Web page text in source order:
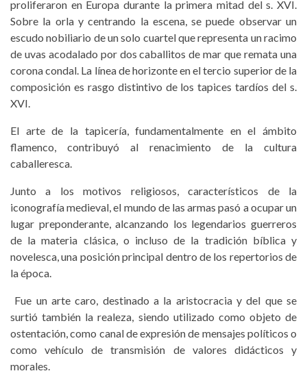
proliferaron en Europa durante la primera mitad del s. XVI.
Sobre la orla y centrando la escena, se puede observar un
escudo nobiliario de un solo cuartel que representa un racimo
de uvas acodalado por dos caballitos de mar que remata una
corona condal. La línea de horizonte en el tercio superior de la
composición es rasgo distintivo de los tapices tardíos del s.
XVI.
El arte de la tapicería, fundamentalmente en el ámbito
flamenco, contribuyó al renacimiento de la cultura
caballeresca.
Junto a los motivos religiosos, característicos de la
iconografía medieval, el mundo de las armas pasó a ocupar un
lugar preponderante, alcanzando los legendarios guerreros
de la materia clásica, o incluso de la tradición bíblica y
novelesca, una posición principal dentro de los repertorios de
la época.
Fue un arte caro, destinado a la aristocracia y del que se
surtió también la realeza, siendo utilizado como objeto de
ostentación, como canal de expresión de mensajes políticos o
como vehículo de transmisión de valores didácticos y
morales.